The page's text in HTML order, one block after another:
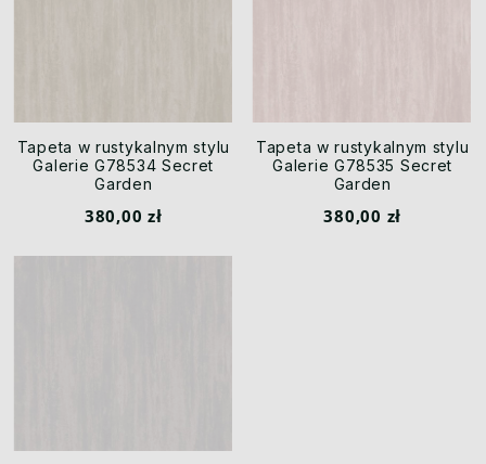
Tapeta w rustykalnym stylu
Galerie G78534 Secret
Garden
380,00 zł
Tapeta w rustykalnym stylu
Galerie G78535 Secret
Garden
380,00 zł